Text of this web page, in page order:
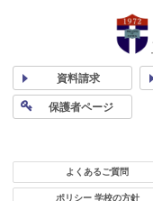
資料請求
保護者ページ
よくあるご質問
ポリシー 学校の方針